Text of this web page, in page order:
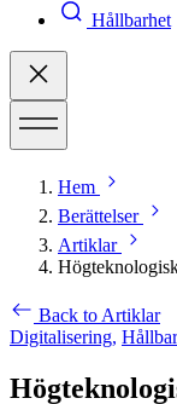
Hållbarhet
Hem
Berättelser
Artiklar
Back to Artiklar
Digitalisering,